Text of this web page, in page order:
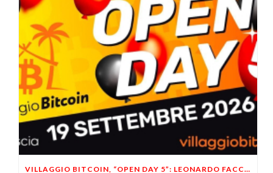
VILLAGGIO BITCOIN, “OPEN DAY 5”: LEONARDO FACCO OSPITE A BRESCIA